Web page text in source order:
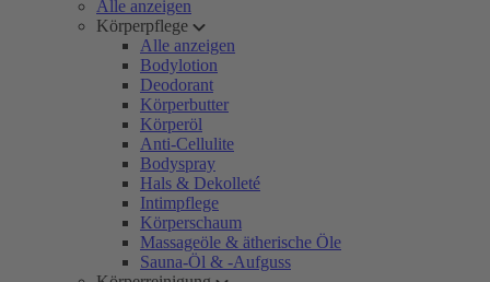
Alle anzeigen
Körperpflege
Alle anzeigen
Bodylotion
Deodorant
Körperbutter
Körperöl
Anti-Cellulite
Bodyspray
Hals & Dekolleté
Intimpflege
Körperschaum
Massageöle & ätherische Öle
Sauna-Öl & -Aufguss